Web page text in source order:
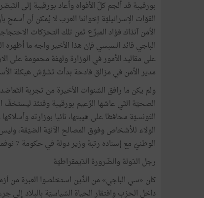
بورقيبة قد ألجم كلّ الأفواه وأعاد بورقيبة إلى
القوّات الإسرائيليّة إخواننا العرب لا يُمكن أن
الأمن آنذاك فؤاد المبزّع ثمن تلك التحرّكات
الباجي قائد السبسي فإنّ هذا الأخير واجه ما
على مقاليد الأمور في الوزارة ولهفة محمومة على
مدير الأمن في مزالق فادحة بدأت تشوّش هيكلة
ولم يكن ما رافق السّنوات الأخيرة من تجربة
الصحيّة التّي عاشها الزّعيم بورقيبة وقتئذ ليستخفّ
التّونسيّة محافظا على هيبتها، نائيا بوزارته
الولاء للأشخاص وفوق المصالح الآنيّة الضيّقة،
الوطنيّ مع إسناده رتبة وزير دولة في حكومة 7 نوفمبر 1969، ثمّ سفيرا بباريس إلى أن جاءت أزمة مؤتمر الحزب في 1971.
رجل الدّولة والضّرورة الدّيمقراطيّة
كان «سي الباجي» من الذّين استخلصوا العبرة من
داخل الحزب وافتقار الحياة السّياسيّة بالبلاد